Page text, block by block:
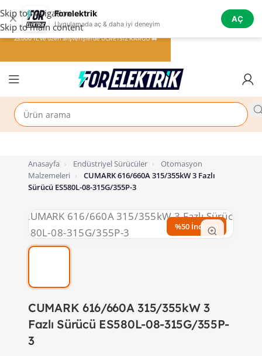
✕ Forelektrik
Uygulamada aç & daha iyi deneyim
AÇ
Skip to navigation
Skip to main content
Anasayfa › Endüstriyel Sürücüler ›
Otomasyon
Malzemeleri ›
CUMARK 616/660A 315/355kW 3 Fazlı
Sürücü ES580L-08-315G/355P-3
%50 İndirim
CUMARK 616/660A 315/355kW 3
Fazlı Sürücü ES580L-08-315G/355P-
3
25.000 TL ve üzeri alışverişlerde ÜCRETSİZ KARGO 🚚